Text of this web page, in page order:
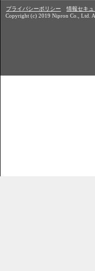
プライバシーポリシー 情報セキ
Copyright (c) 2019 Nipron Co., Ltd.